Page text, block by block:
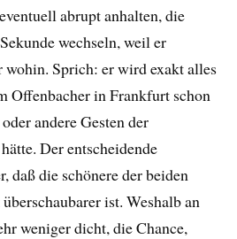
abrupt anhalten, die
wechseln, weil er
wohin. Sprich: er wird exakt alles
Offenbacher in Frankfurt schon
andere Gesten der
Der entscheidende
daß die schönere der beiden
ist. Weshalb an
weniger dicht, die Chance,